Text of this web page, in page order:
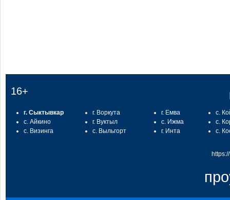
16+
г. Сыктывкар
с. Айкино
с. Визинга
г. Воркута
г. Вуктыл
с. Выльгорт
г. Емва
с. Ижма
г. Инта
с.
с.
с.